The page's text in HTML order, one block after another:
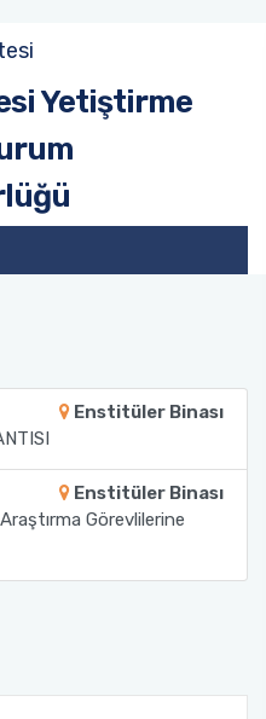
Yetiştirme
Enstitüler Binası
Enstitüler Binası
Görevlilerine